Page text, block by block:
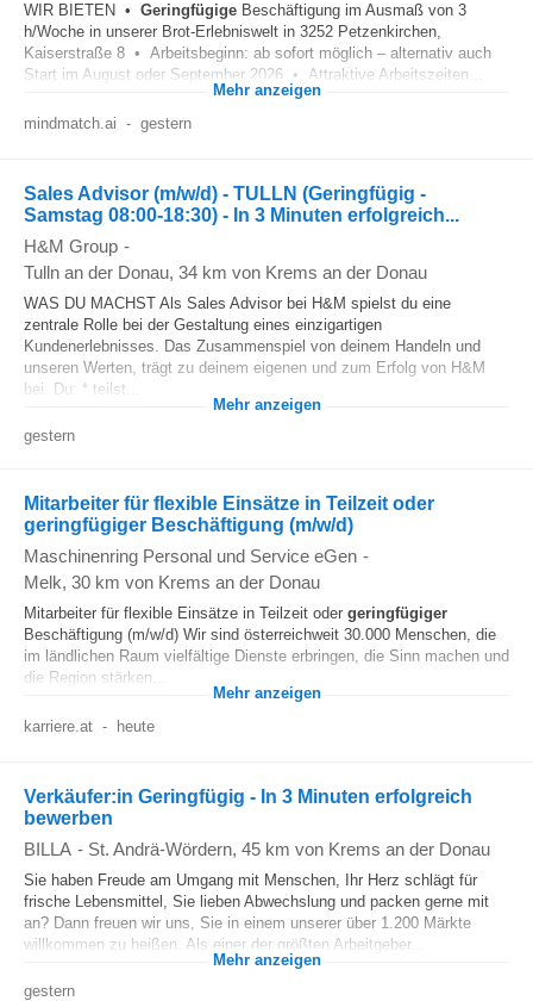
WIR BIETEN • Geringfügige Beschäftigung im Ausmaß von 3
h/Woche in unserer Brot-Erlebniswelt in 3252 Petzenkirchen,
Kaiserstraße 8 • Arbeitsbeginn: ab sofort möglich – alternativ auch
Start im August oder September 2026 • Attraktive Arbeitszeiten...
Mehr anzeigen
mindmatch.ai - gestern
Sales Advisor (m/w/d) - TULLN (Geringfügig -
Samstag 08:00-18:30) - In 3 Minuten erfolgreich...
H&M Group -
Tulln an der Donau, 34 km von Krems an der Donau
WAS DU MACHST Als Sales Advisor bei H&M spielst du eine
zentrale Rolle bei der Gestaltung eines einzigartigen
Kundenerlebnisses. Das Zusammenspiel von deinem Handeln und
unseren Werten, trägt zu deinem eigenen und zum Erfolg von H&M
bei. Du: * teilst...
Mehr anzeigen
gestern
Mitarbeiter für flexible Einsätze in Teilzeit oder
geringfügiger Beschäftigung (m/w/d)
Maschinenring Personal und Service eGen -
Melk, 30 km von Krems an der Donau
Mitarbeiter für flexible Einsätze in Teilzeit oder geringfügiger
Beschäftigung (m/w/d) Wir sind österreichweit 30.000 Menschen, die
im ländlichen Raum vielfältige Dienste erbringen, die Sinn machen und
die Region stärken...
Mehr anzeigen
karriere.at - heute
Verkäufer:in Geringfügig - In 3 Minuten erfolgreich
bewerben
BILLA - St. Andrä-Wördern, 45 km von Krems an der Donau
Sie haben Freude am Umgang mit Menschen, Ihr Herz schlägt für
frische Lebensmittel, Sie lieben Abwechslung und packen gerne mit
an? Dann freuen wir uns, Sie in einem unserer über 1.200 Märkte
willkommen zu heißen. Als einer der größten Arbeitgeber...
Mehr anzeigen
gestern